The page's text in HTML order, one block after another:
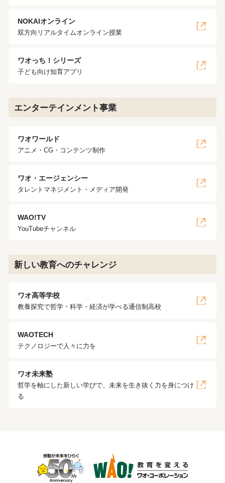
NOKAIオンライン
双方向リアルタイムオンライン授業
ワオっち！シリーズ
子ども向け知育アプリ
エンターテインメント事業
ワオワールド
アニメ・CG・コンテンツ制作
ワオ・エージェンシー
タレントマネジメント・メディア開発
WAO!TV
YouTubeチャンネル
新しい教育へのチャレンジ
ワオ高等学校
教養探究で哲学・科学・経済が学べる通信制高校
WAOTECH
テクノロジーで人々に力を
ワオ未来塾
哲学を軸にした新しい学びで、未来を生き抜く力を身につけ
る